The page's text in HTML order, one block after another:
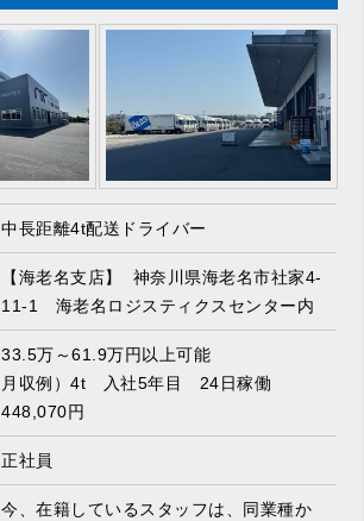
中長距離4t配送ドライバー
【海老名支店】 神奈川県海老名市社家4-
11-1 海老名ロジスティクスセンター内
33.5万～61.9万円以上可能
月収例）4t 入社5年目 24日稼働
448,070円
正社員
今、在籍しているスタッフは、同業種か